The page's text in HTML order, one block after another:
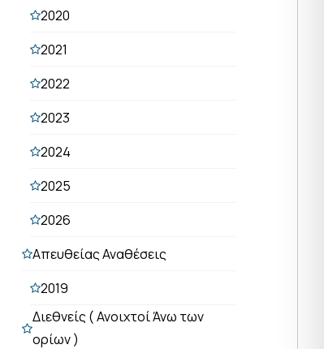
2020
2021
2022
2023
2024
2025
2026
Απευθείας Αναθέσεις
2019
Διεθνείς ( Ανοιχτοί Άνω των
ορίων )